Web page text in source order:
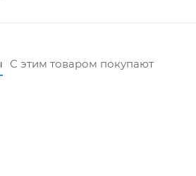
С этим товаром покупают